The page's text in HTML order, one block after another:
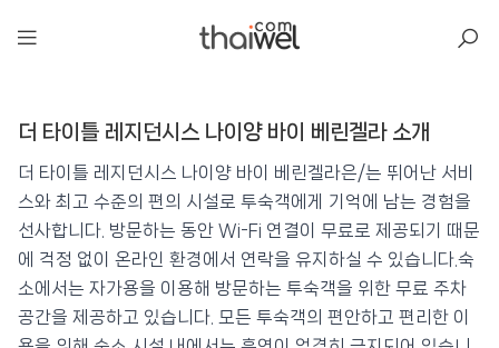
더 타이틀 레지던시스 나이양 바이 베린겔라
📍 푸켓 ★★★ ⭐ 9.1
💰 최저가 확인 · 예약하기
더 타이틀 레지던시스 나이양 바이 베린겔라 소개
더 타이틀 레지던시스 나이양 바이 베린겔라은/는 뛰어난 서비
스와 최고 수준의 편의 시설로 투숙객에게 기억에 남는 경험을
선사합니다. 방문하는 동안 Wi-Fi 연결이 무료로 제공되기 때문
에 걱정 없이 온라인 환경에서 연락을 유지하실 수 있습니다.숙
소에서는 자가용을 이용해 방문하는 투숙객을 위한 무료 주차
공간을 제공하고 있습니다. 모든 투숙객의 편안하고 편리한 이